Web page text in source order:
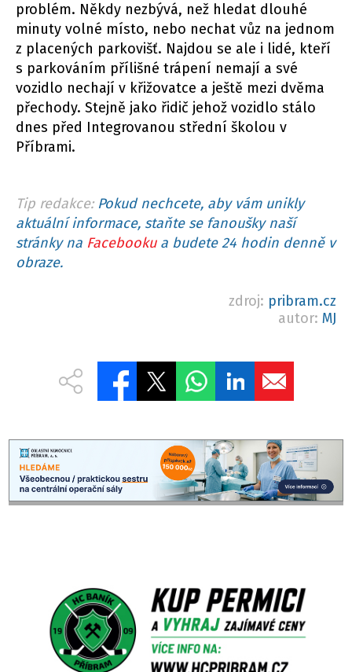
problém. Někdy nezbývá, než hledat dlouhé
minuty volné místo, nebo nechat vůz na jednom
z placených parkovišť. Najdou se ale i lidé, kteří
s parkováním přílišné trápení nemají a své
vozidlo nechají v křižovatce a ještě mezi dvěma
přechody. Stejně jako řidič jehož vozidlo stálo
dnes před Integrovanou střední školou v
Příbrami.
Tip redakce: Pokud nechcete, aby vám unikly
aktuální informace, staňte se fanoušky naší
stránky na Facebookua budete 24 hodin denně v
obraze.
zdroj: pribram.cz
autor: MJ